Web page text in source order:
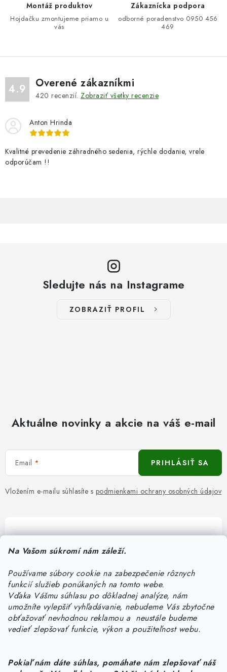
Na Vašom súkromí nám záleží.
Používame súbory cookie na zabezpečenie rôznych
funkcií služieb ponúkaných na tomto webe.
Vďaka Vášmu súhlasu po dôkladnej analýze, nám
umožníte vylepšiť vyhľadávanie, nebudeme Vás zbytočne
obťažovať nevhodnou reklamou a neustále budeme
vedieť zlepšovať funkcie, výkon a použiteľnost webu.
Pokiaľ nám dáte súhlas, pomáhate nám zlepšovať náš
y
v
ý
p
s
Montáž produktov
Hojdačku zmontujeme priamo u
vás
Zákaznícka podpora
odborné poradenstvo 0950 456
469
4.9 Overené zákazníkmi
420 recenzií. Zobraziť všetky recenzie
Anton Hrinda
Kvalitné prevedenie záhradného sedenia, rýchle dodanie, vrele
odporúčam !!
Sledujte nás na Instagrame
ZOBRAZIŤ PROFIL
Aktuálne novinky a akcie na váš e-mail
Email
Vložením e-mailu súhlasíte s podmienkami ochrany osobných údajov
PRIHLÁSIŤ SA
Pomôžeme vám s výberom
Potrebujete s niečím poradiť? Sme tu pre vás!
objednavky@kurin.sk
0950456469